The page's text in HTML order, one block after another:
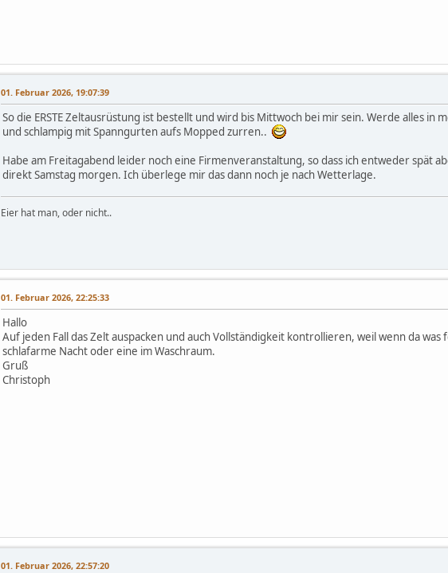
01. Februar 2026, 19:07:39
So die ERSTE Zeltausrüstung ist bestellt und wird bis Mittwoch bei mir sein. Werde alles in
und schlampig mit Spanngurten aufs Mopped zurren..
Habe am Freitagabend leider noch eine Firmenveranstaltung, so dass ich entweder spät
direkt Samstag morgen. Ich überlege mir das dann noch je nach Wetterlage.
Eier hat man, oder nicht..
01. Februar 2026, 22:25:33
Hallo
Auf jeden Fall das Zelt auspacken und auch Vollständigkeit kontrollieren, weil wenn da was
schlafarme Nacht oder eine im Waschraum.
Gruß
Christoph
01. Februar 2026, 22:57:20